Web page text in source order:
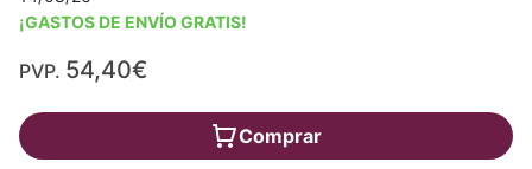
¡GASTOS DE ENVÍO GRATIS!
PVP. 54,40€
Comprar